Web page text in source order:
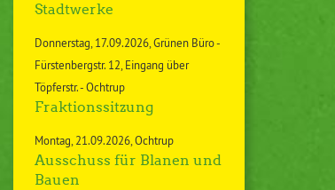
Stadtwerke
Donnerstag 17.09.2026 Grünen Büro -
Fürstenbergstr. 12, Eingang über
Töpferstr. - Ochtrup
Fraktionssitzung
Montag 21.09.2026 Ochtrup
Ausschuss für Blanen und
Bauen